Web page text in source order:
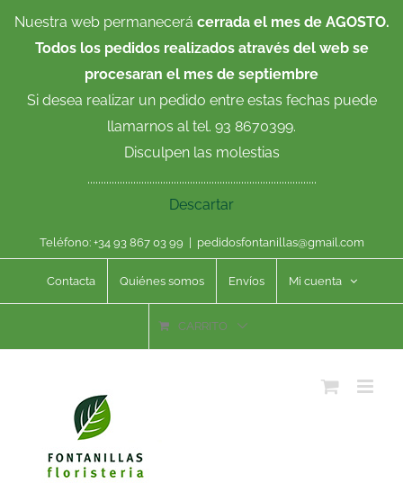
Nuestra web permanecerá cerrada el mes de AGOSTO.
Todos los pedidos realizados através del web se
procesaran el mes de septiembre
Si desea realizar un pedido entre estas fechas puede
llamarnos al tel. 93 8670399.
Disculpen las molestias
.....................................................................................
Descartar
Teléfono: +34 93 867 03 99 pedidosfontanillas@gmail.com
Contacta Quiénes somos Envíos Mi cuenta
CARRITO